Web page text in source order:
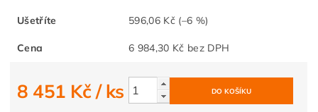
Ušetříte 596,06 Kč (–6 %)
Cena 6 984,30 Kč bez DPH
8 451 Kč/ ks